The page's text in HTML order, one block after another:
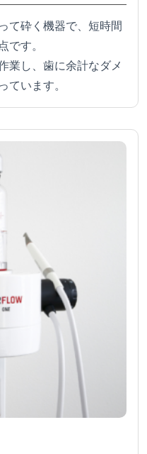
て砕く機器で、短時間
です。
業し、歯に余計なダメ
ています。